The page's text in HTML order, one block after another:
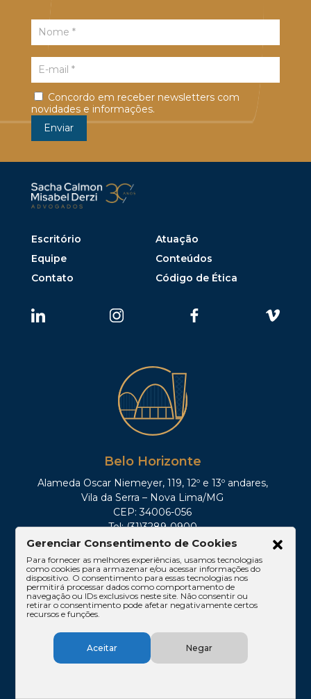
Concordo em receber newsletters com
novidades e informações.
Escritório
Atuação
Equipe
Conteúdos
Contato
Código de Ética
Belo Horizonte
Alameda Oscar Niemeyer, 119, 12º e 13º andares,
Vila da Serra – Nova Lima/MG
CEP: 34006-056
Tel: (31)3289-0900
São Paulo
Gerenciar Consentimento de Cookies
Para fornecer as melhores experiências, usamos tecnologias
como cookies para armazenar e/ou acessar informações do
dispositivo. O consentimento para essas tecnologias nos
permitirá processar dados como comportamento de
navegação ou IDs exclusivos neste site. Não consentir ou
retirar o consentimento pode afetar negativamente certos
recursos e funções.
Aceitar Negar